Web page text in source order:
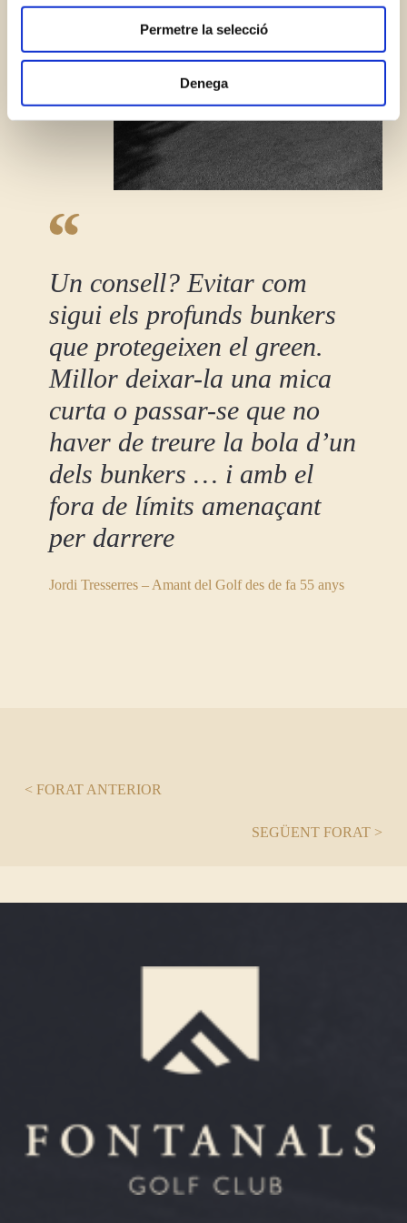
Permetre la selecció
Denega
Un consell? Evitar com
sigui els profunds bunkers
que protegeixen el green.
Millor deixar-la una mica
curta o passar-se que no
haver de treure la bola d’un
dels bunkers … i amb el
fora de límits amenaçant
per darrere
Jordi Tresserres – Amant del Golf des de fa 55 anys
< FORAT ANTERIOR
SEGÜENT FORAT >